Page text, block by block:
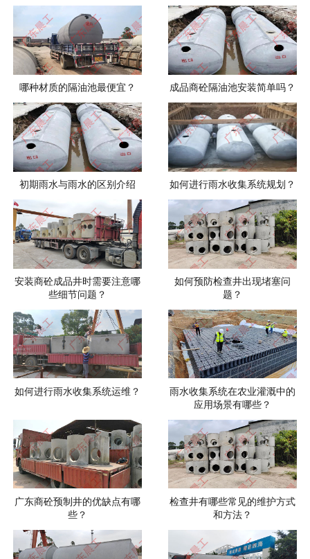
哪种材质的隔油池最便宜？ 成品商砼隔油池安装简单吗？
初期雨水与雨水的区别介绍 如何进行雨水收集系统规划？
安装商砼成品井时需要注意哪
些细节问题？
如何预防检查井出现堵塞问
题？
如何进行雨水收集系统运维？
雨水收集系统在农业灌溉中的
应用场景有哪些？
广东商砼预制井的优缺点有哪
些？
检查井有哪些常见的维护方式
和方法？